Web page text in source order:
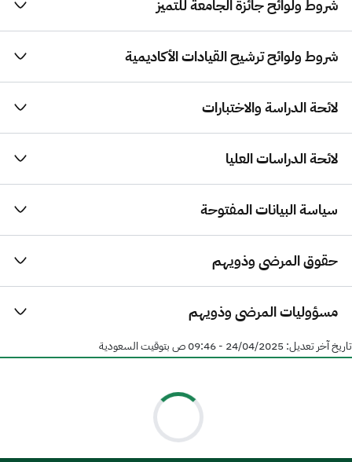
شروط ولوائح جائزة الجامعة للتميز
شروط ولوائح ترشيح القيادات الأكاديمية
لائحة الدراسة والاختبارات
لائحة الدراسات العليا
سياسة البيانات المفتوحة
حقوق المرضى وذويهم
مسؤوليات المرضى وذويهم
تاريخ آخر تعديل:24/04/2025 - 09:46 ص بتوقيت السعودية